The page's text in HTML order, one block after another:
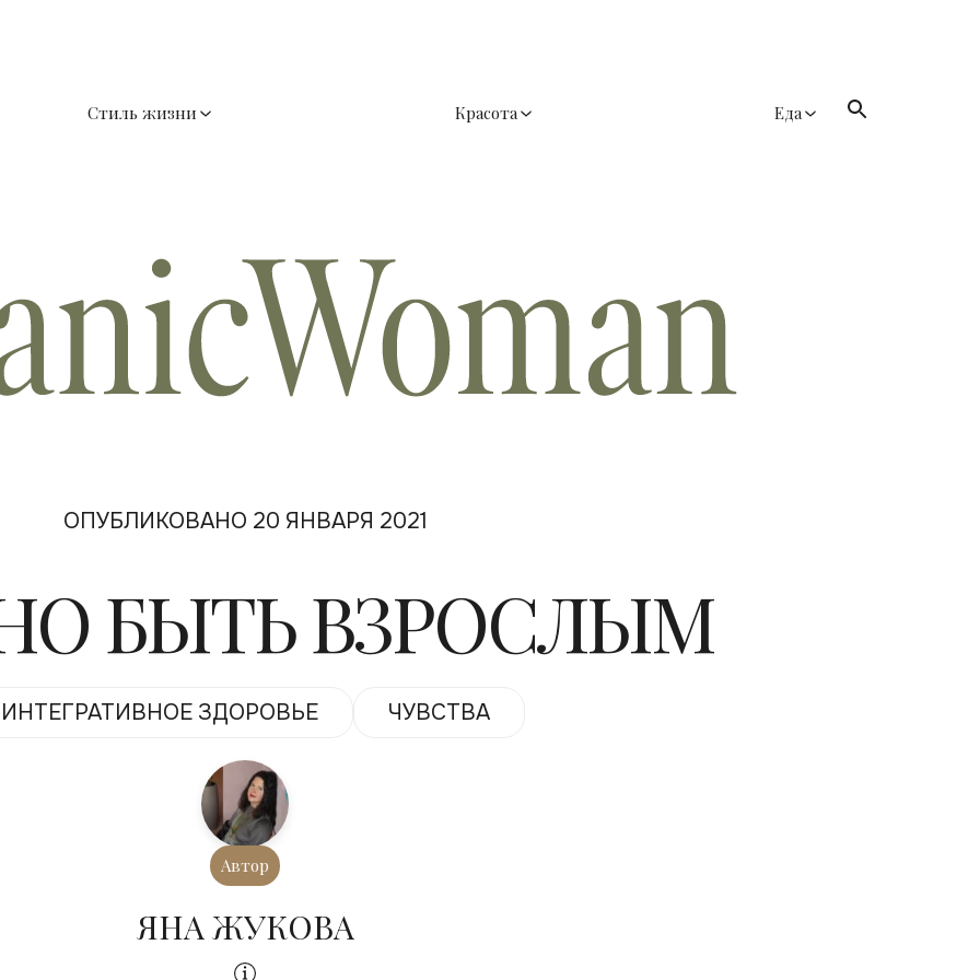
Стиль жизни Красота Еда
ОПУБЛИКОВАНО 20 ЯНВАРЯ 2021
БЫТЬ ВЗРОСЛЫМ
ИНТЕГРАТИВНОЕ ЗДОРОВЬЕ ЧУВСТВА
Автор
ЯНА ЖУКОВА